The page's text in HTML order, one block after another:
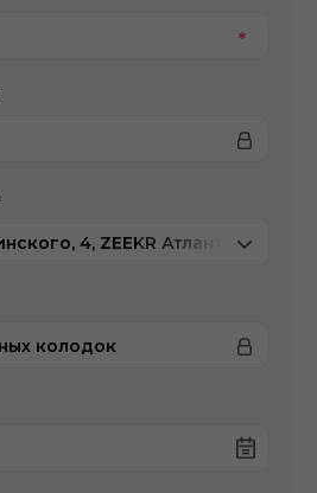
4, ZEEKR Атлант-М
колодок